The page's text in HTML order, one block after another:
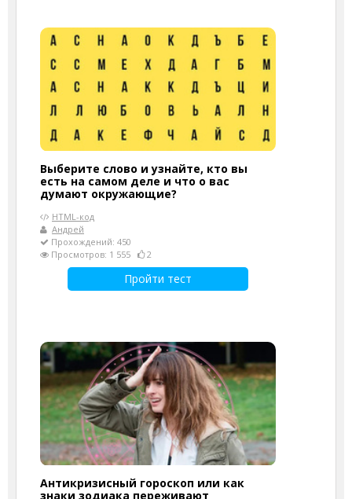
Выберите слово и узнайте, кто вы
есть на самом деле и что о вас
думают окружающие?
HTML-код
Андрей
Прохождений: 450
Просмотров: 1 555
2
Пройти тест
Антикризисный гороскоп или как
знаки зодиака переживают